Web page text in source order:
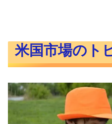
米国市場のト